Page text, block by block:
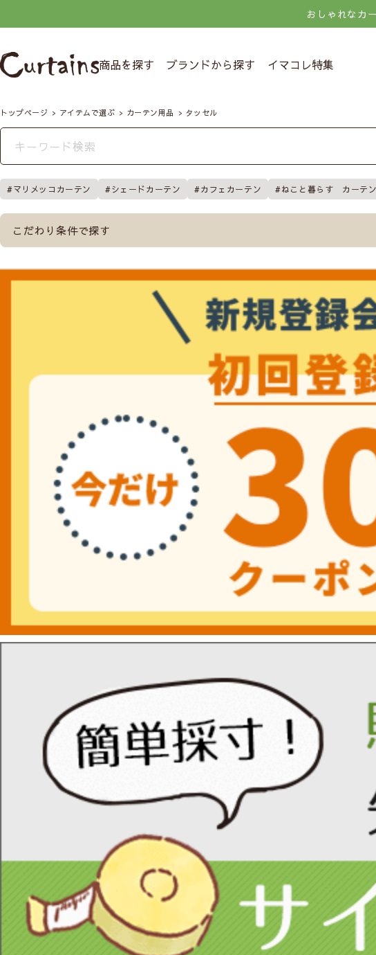
おしゃれなカ
商品を探す ブランドから探す イマコレ特集
トップページ アイテムで選ぶ カーテン用品 タッセル
マリメッコカーテン シェードカーテン カフェカーテン ねこと暮らす カーテン
こだわり条件で探す